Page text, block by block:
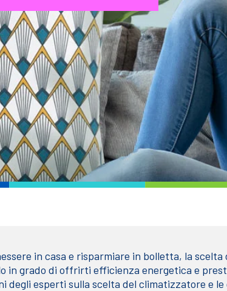
in casa e risparmiare in bolletta, la
in grado di offrirti efficienza energetica e
degli esperti sulla scelta del climatizzatore e